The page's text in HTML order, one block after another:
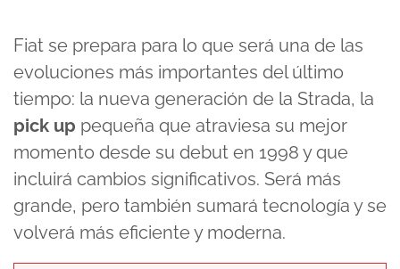
Fiat se prepara para lo que será una de las
evoluciones más importantes del último
tiempo: la nueva generación de la Strada, la
pick up pequeña que atraviesa su mejor
momento desde su debut en 1998 y que
incluirá cambios significativos. Será más
grande, pero también sumará tecnología y se
volverá más eficiente y moderna.